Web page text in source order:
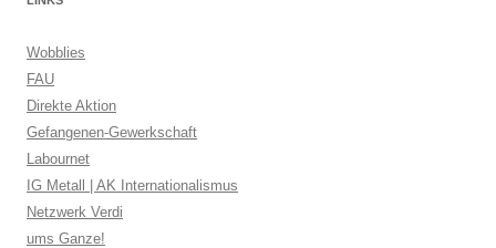
Wobblies
FAU
Direkte Aktion
Gefangenen-Gewerkschaft
Labournet
IG Metall | AK Internationalismus
Netzwerk Verdi
ums Ganze!